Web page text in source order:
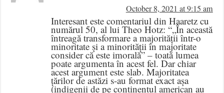
October 8, 2021 at 9:15 am
Interesant este comentariul din Haaretz cu
numărul 50, al lui Theo Hotz: “„În această
întreagă transformare a majorității într-o
minoritate și a minorității în majoritate
consider că este imorală” – toată lumea
poate argumenta în acest fel. Dar chiar
acest argument este slab. Majoritatea
țărilor de astăzi s-au format exact așa
(indigenii de pe continentul american au